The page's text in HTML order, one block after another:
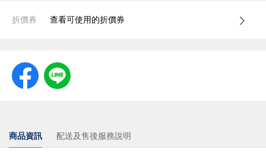
折價券 查看可使用的折價券
商品資訊 配送及售後服務說明